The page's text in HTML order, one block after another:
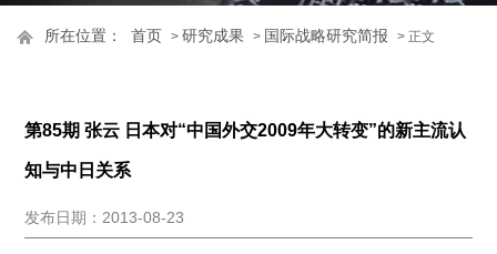
所在位置： 首页 >研究成果 > 国际战略研究简报 > 正文
第85期 张云 日本对“中国外交2009年大转变”的新主流认
知与中日关系
发布日期：2013-08-23